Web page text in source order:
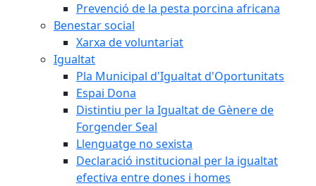
Prevenció de la pesta porcina africana
Benestar social
Xarxa de voluntariat
Igualtat
Pla Municipal d'Igualtat d'Oportunitats
Espai Dona
Distintiu per la Igualtat de Gènere de
Forgender Seal
Llenguatge no sexista
Declaració institucional per la igualtat
efectiva entre dones i homes